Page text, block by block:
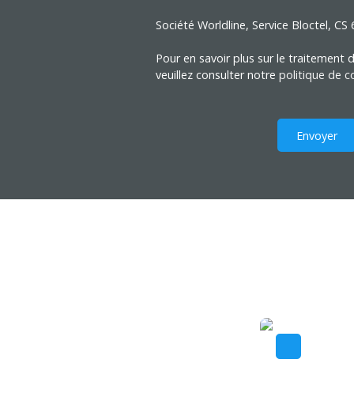
Société Worldline, Service Bloctel, CS
Pour en savoir plus sur le traitement
veuillez consulter notre politique de
Envoyer